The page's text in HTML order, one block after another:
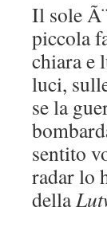
Il sole
piccola
chiara e
luci,
se la
sentito
radar lo
della